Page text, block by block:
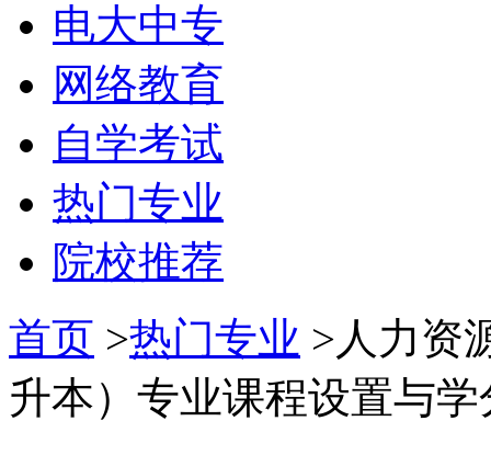
电大中专
网络教育
自学考试
热门专业
院校推荐
首页 >热门专业 >人力资
升本）专业课程设置与学